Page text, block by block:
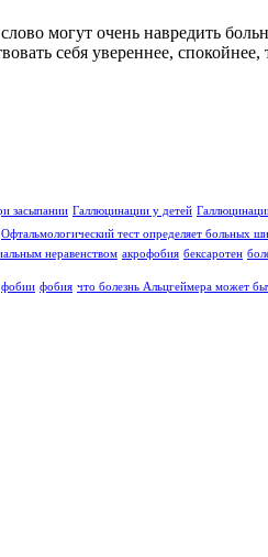
могут очень навредить
себя увереннее, спокойнее,
засыпании Галлюцинации у детей
Офтальмологический тест определяет больных
неравенством акрофобия бексаротен
фобии фобия что болезнь Альцгеймера может